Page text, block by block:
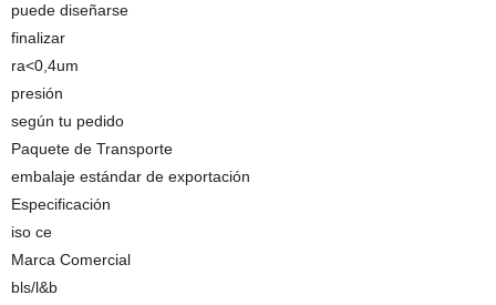
puede diseñarse
finalizar
ra<0,4um
presión
según tu pedido
Paquete de Transporte
embalaje estándar de exportación
Especificación
iso ce
Marca Comercial
bls/l&b